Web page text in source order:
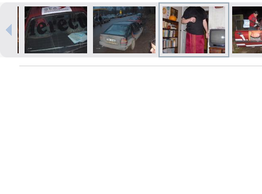
Izdrukas 1h laikā Rīgā – pasūtiet
tiešsaistē
Dažādi formāti un papīra veidi